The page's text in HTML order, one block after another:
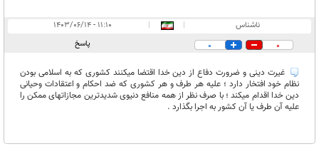
ناشناس |
|
۱۱:۱۰ - ۱۴۰۳/۰۶/۱۴
0
0 پاسخ
غیرت دینی و ضرورت دفاع از دین خدا اقتضا میکنند کشوری که به اسلامی بودن
نظام خود افتخار دارد ؛ علیه هر طرف و هر کشوری که ضد احکام و اعتقادات وحیانی
دین خدا اقدام میکند ؛ با صرف نظر از همه منافع دنیوی شدیدترین مجازاتهای ممکن را
علیه آن طرف یا آن کشور به اجرا بگذارد .